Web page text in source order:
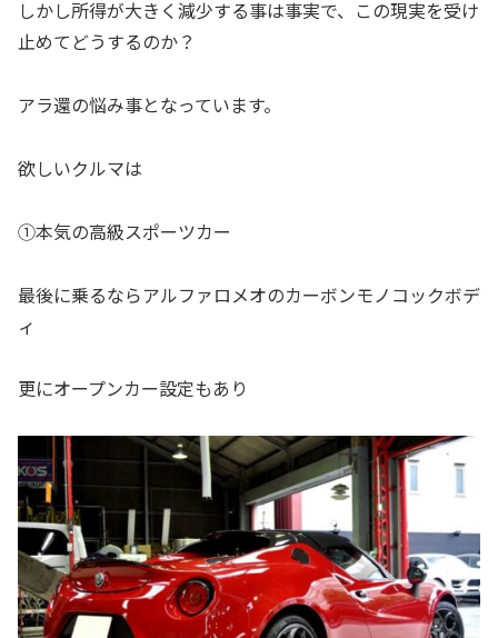
しかし所得が大きく減少する事は事実で、この現実を受け
止めてどうするのか？
アラ還の悩み事となっています。
欲しいクルマは
①本気の高級スポーツカー
最後に乗るならアルファロメオのカーボンモノコックボデ
ィ
更にオープンカー設定もあり